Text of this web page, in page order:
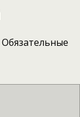
Обязательные